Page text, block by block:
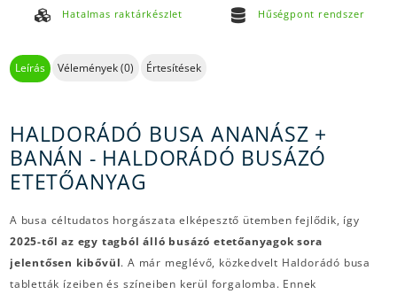
Hatalmas raktárkészlet Hűségpont rendszer
Leírás Vélemények (0) Értesítések
HALDORÁDÓ BUSA ANANÁSZ +
BANÁN - HALDORÁDÓ BUSÁZÓ
ETETŐANYAG
A busa céltudatos horgászata elképesztő ütemben fejlődik, így
2025-től az egy tagból álló busázó etetőanyagok sora
jelentősen kibővül. A már meglévő, közkedvelt Haldorádó busa
tabletták ízeiben és színeiben kerül forgalomba. Ennek